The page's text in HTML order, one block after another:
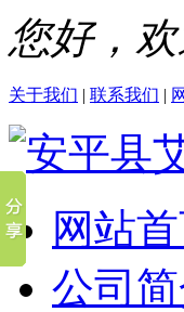
您好，
关于我们 | 联系我们 |
网站
公司